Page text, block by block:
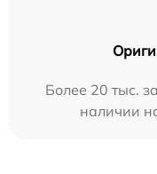
Более 20 тыс.
наличии